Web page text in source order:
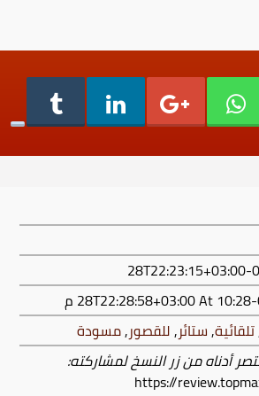
At 10:28 م
تلقائية,ستائر,للقصور,مسودة
أدناه من زر النسخ لمشاركته:
https://